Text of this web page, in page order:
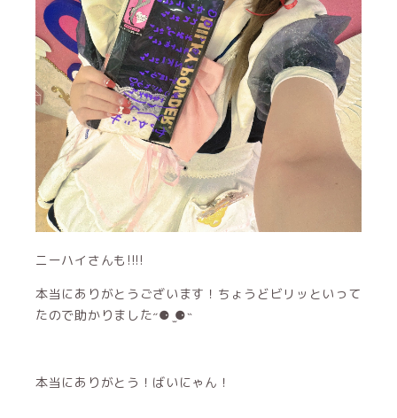
ニーハイさんも!!!!
本当にありがとうございます！ちょうどビリッといって
たので助かりました˶⚈ ̫⚈˵
本当にありがとう！ばいにゃん！